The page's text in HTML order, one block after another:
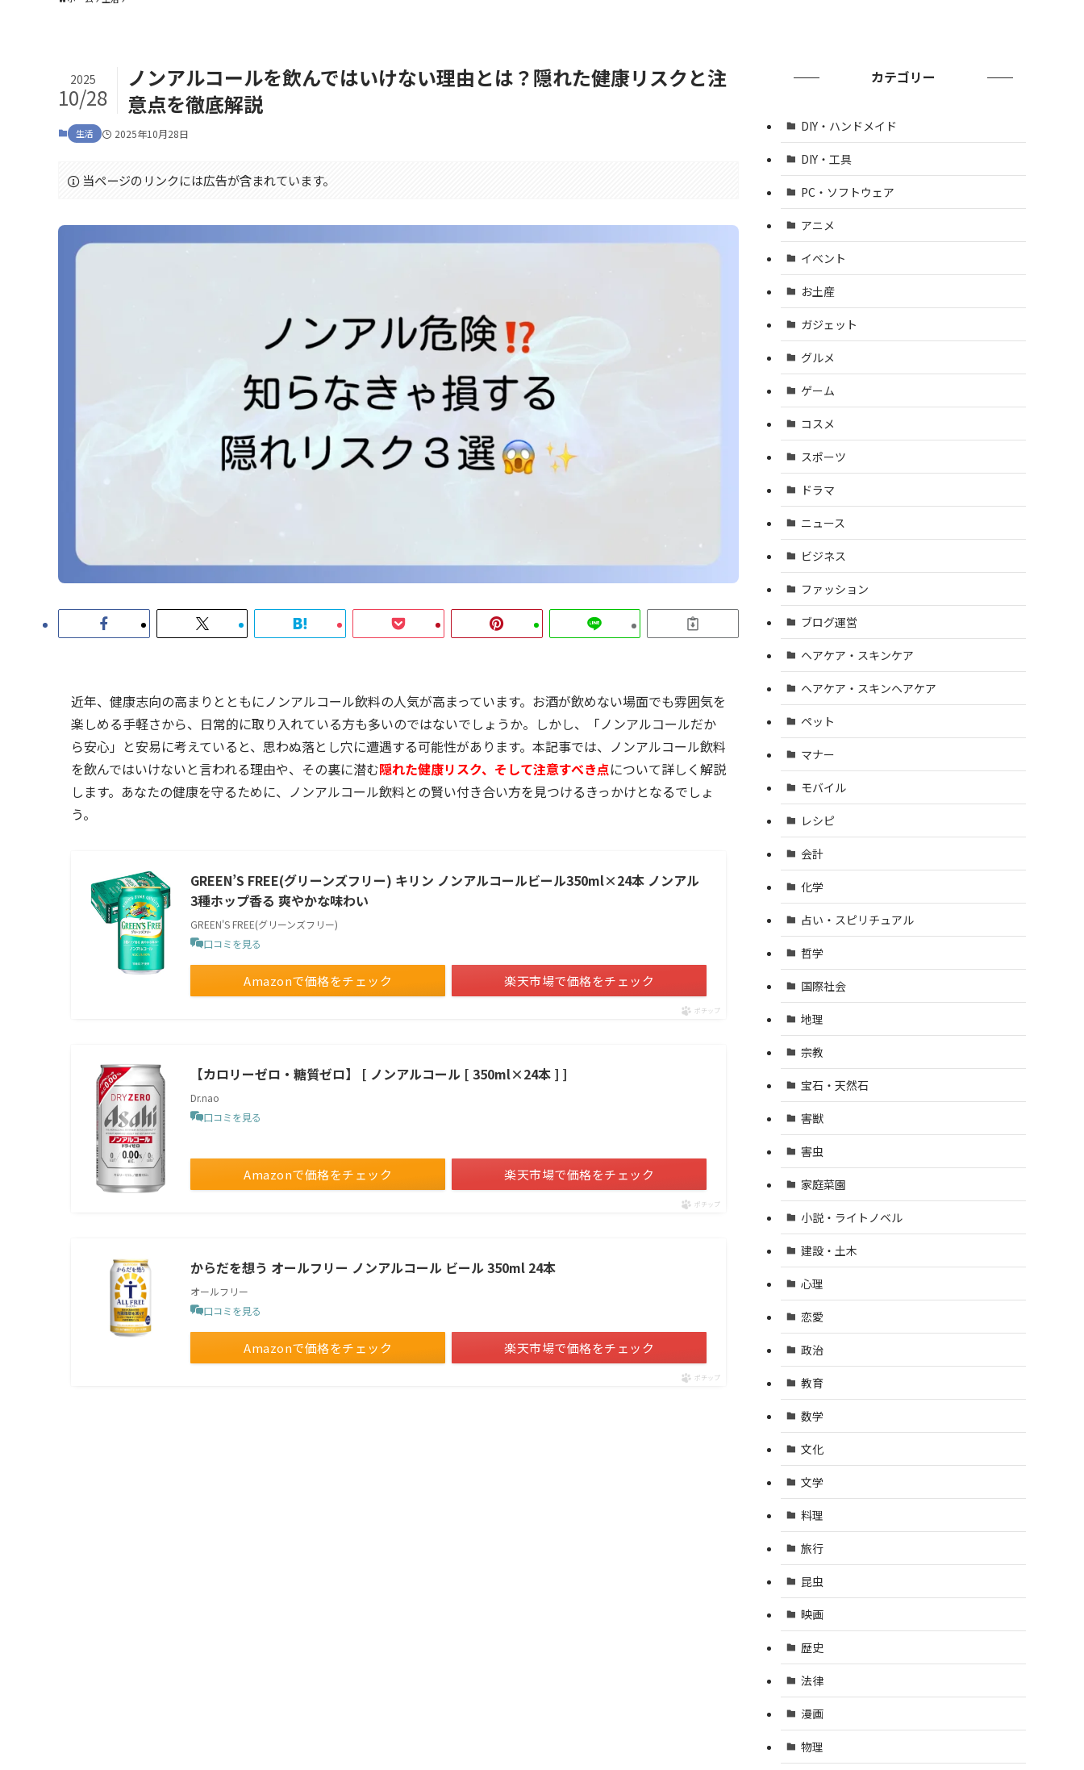
ノンアルコールを飲んではいけない理由とは？隠れた健康リスクと注
意点を徹底解説
2025
10/28
生活 2025年10月28日
当ページのリンクには広告が含まれています。
近年、健康志向の高まりとともにノンアルコール飲料の人気が高まっています。お酒が飲めない場面でも雰囲気を
楽しめる手軽さから、日常的に取り入れている方も多いのではないでしょうか。しかし、「ノンアルコールだか
ら安心」と安易に考えていると、思わぬ落とし穴に遭遇する可能性があります。本記事では、ノンアルコール飲料
を飲んではいけないと言われる理由や、その裏に潜む隠れた健康リスク、そして注意すべき点について詳しく解説
します。あなたの健康を守るために、ノンアルコール飲料との賢い付き合い方を見つけるきっかけとなるでしょ
う。
GREEN’S FREE(グリーンズフリー) キリン ノンアルコールビール350ml×24本 ノンアル
3種ホップ香る 爽やかな味わい
GREEN'S FREE(グリーンズフリー)
口コミを見る
Amazonで価格をチェック 楽天市場で価格をチェック
ポチップ
【カロリーゼロ・糖質ゼロ】 [ ノンアルコール [ 350ml×24本 ] ]
Dr.nao
口コミを見る
Amazonで価格をチェック 楽天市場で価格をチェック
ポチップ
からだを想う オールフリー ノンアルコール ビール 350ml 24本
オールフリー
口コミを見る
Amazonで価格をチェック 楽天市場で価格をチェック
ポチップ
カテゴリー
DIY・ハンドメイド
DIY・工具
PC・ソフトウェア
アニメ
イベント
お土産
ガジェット
グルメ
ゲーム
コスメ
スポーツ
ドラマ
ニュース
ビジネス
ファッション
ブログ運営
ヘアケア・スキンケア
ヘアケア・スキンヘアケア
ペット
マナー
モバイル
レシピ
会計
化学
占い・スピリチュアル
哲学
国際社会
地理
宗教
宝石・天然石
害獣
害虫
家庭菜園
小説・ライトノベル
建設・土木
心理
恋愛
政治
教育
数学
文化
文学
料理
旅行
昆虫
映画
歴史
法律
漫画
物理